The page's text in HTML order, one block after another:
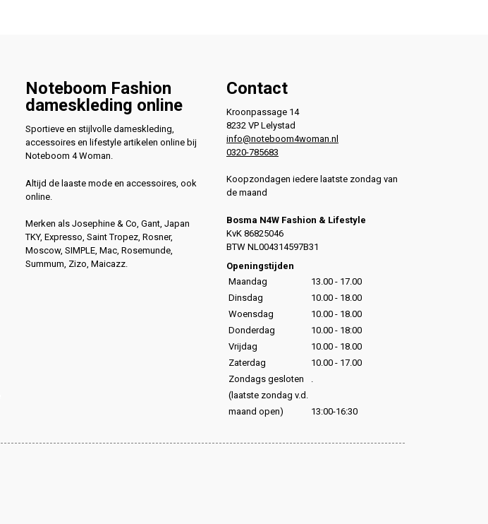
Noteboom Fashion
dameskleding online
Sportieve en stijlvolle dameskleding,
accessoires en lifestyle artikelen online bij
Noteboom 4 Woman.
Altijd de laaste mode en accessoires, ook
online.
Merken als Josephine & Co, Gant, Japan
TKY, Expresso, Saint Tropez, Rosner,
Moscow, SIMPLE, Mac, Rosemunde,
Summum, Zizo, Maicazz.
Contact
Kroonpassage 14
8232 VP Lelystad
info@noteboom4woman.nl
0320-785683
Koopzondagen iedere laatste zondag van
de maand
Bosma N4W Fashion & Lifestyle
KvK 86825046
BTW NL004314597B31
Openingstijden
Maandag
13.00 - 17.00
Dinsdag
10.00 - 18.00
Woensdag
10.00 - 18.00
Donderdag
10.00 - 18:00
Vrijdag
10.00 - 18.00
Zaterdag
10.00 - 17.00
Zondags gesloten
(laatste zondag v.d.
maand open)
13:00-16:30